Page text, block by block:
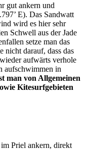
gut ankern und
E). Das Sandwatt
wird es hier sehr
Schwell aus der Jade
setze man das
nicht darauf, dass das
aufwärts verhole
aufschwimmen in
man von Allgemeinen
Kitesurfgebieten
Priel ankern, direkt